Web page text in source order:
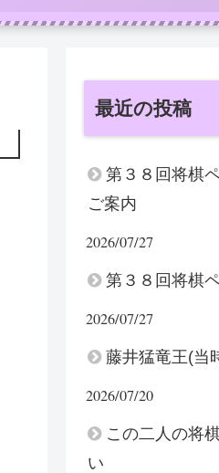
最近の投稿
第３８回将棋
ご案内
2026/07/27
第３８回将棋
2026/07/27
藤井猛竜王(当
2026/07/20
この二人の将
い